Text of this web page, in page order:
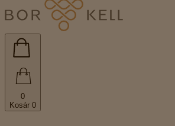
0
Kosár 0